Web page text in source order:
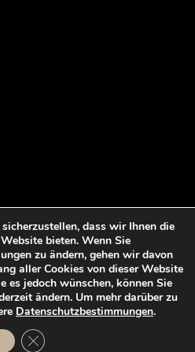
GmbH
dass wir Ihnen die
bieten. Wenn Sie
zu ändern, gehen wir davon
aller Cookies von dieser Website
es jedoch wünschen, können Sie
ändern. Um mehr darüber zu
Datenschutzbestimmungen.
GDPR Cookie-Banner schließen